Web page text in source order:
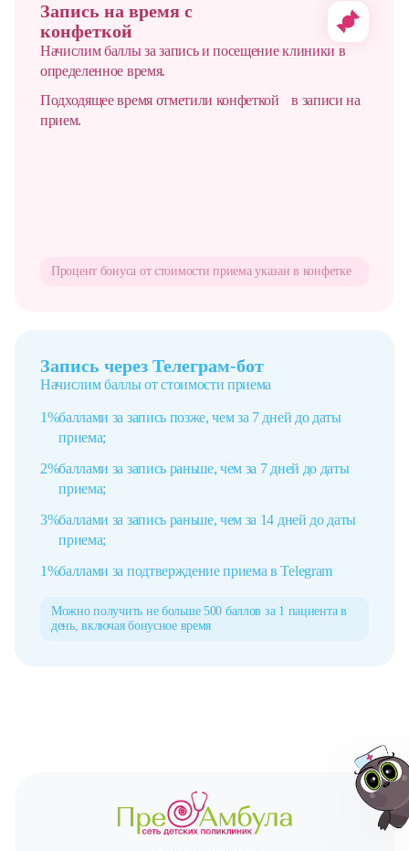
Запись на время с
конфеткой
Начислим баллы за запись и посещение клиники в
определенное время.
Подходящее время отметили конфеткой в записи на
прием.
Процент бонуса от стоимостиприема указан в конфетке
Запись через Телеграм-бот
Начислим баллы от стоимости приема
1%баллами за запись позже, чем за 7 дней до даты
приема;
2%баллами за запись раньше, чем за 7 дней до даты
приема;
3%баллами за запись раньше, чем за 14 дней до даты
приема;
1%баллами за подтверждение приема в Telegram
Можно получить не больше500 баллов за 1 пациента в
день,включая бонусное время